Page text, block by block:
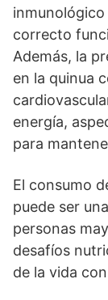
correcto
Además, la
en la quinua
energía,
para
El consumo
puede ser
personas
desafíos
de la vida